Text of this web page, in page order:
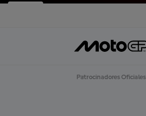
Patrocinadores Oficiales